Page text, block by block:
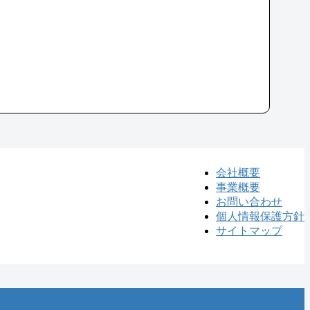
会社概要
事業概要
お問い合わせ
個人情報保護方針
サイトマップ